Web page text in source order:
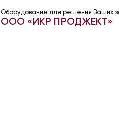
Оборудование для решения Ваших
ООО «ИКР ПРОДЖЕКТ»